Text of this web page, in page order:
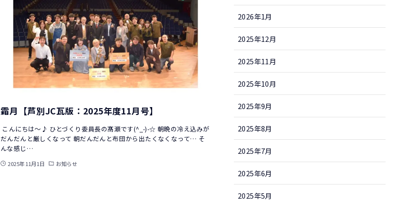
霜月【芦別JC瓦版：2025年度11月号】
こんにちは～♪ ひとづくり委員長の髙瀬です(^_-)-☆ 朝晩の冷え込みが
だんだんと厳しくなって 朝だんだんと布団から出たくなくなって… そ
んな感じ…
2025年11月1日 お知らせ
2026年1月
2025年12月
2025年11月
2025年10月
2025年9月
2025年8月
2025年7月
2025年6月
2025年5月